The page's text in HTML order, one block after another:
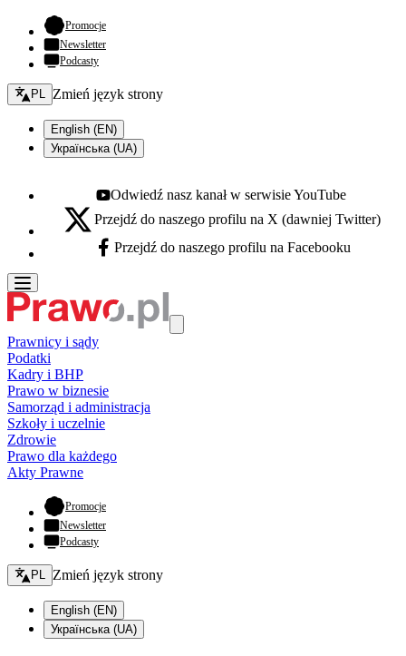
Promocje- otwiera się w nowej karcie
Newsletter
Podcasty
Zmień język - bieżący:
PL Zmień język strony
English (EN)
Українська (UA)
Youtube - otwiera się w nowej karcie
Odwiedź nasz kanał w serwisie YouTube
X - otwiera się w nowej karcie
Przejdź do naszego profilu na X (dawniej Twitter)
Facebook - otwiera się w nowej karcie
Przejdź do naszego profilu na Facebooku
Prawnicy i sądy
Podatki
Kadry i BHP
Prawo w biznesie
Samorząd i administracja
Szkoły i uczelnie
Zdrowie
Prawo dla każdego
Akty Prawne
Promocje- otwiera się w nowej karcie
Newsletter
Podcasty
Zmień język - bieżący:
PL Zmień język strony
English (EN)
Українська (UA)